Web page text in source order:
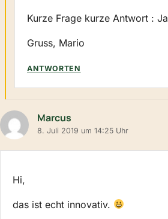
Kurze Frage kurze Antwort : Ja
Gruss, Mario
ANTWORTEN
Marcus
8. Juli 2019 um 14:25 Uhr
Hi,
das ist echt innovativ.